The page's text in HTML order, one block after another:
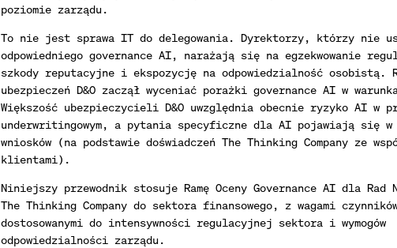
poziomie zarządu.
To nie jest sprawa IT do delegowania. Dyrektorzy, którzy nie
odpowiedniego governance AI, narażają się na egzekwowanie
szkody reputacyjne i ekspozycję na odpowiedzialność osobistą.
ubezpieczeń D&O zaczął wyceniać porażki governance AI w
Większość ubezpieczycieli D&O uwzględnia obecnie ryzyko AI w
underwritingowym, a pytania specyficzne dla AI pojawiają się w
wniosków (na podstawie doświadczeń The Thinking Company ze
klientami).
Niniejszy przewodnik stosuje Ramę Oceny Governance AI dla Rad
The Thinking Company do sektora finansowego, z wagami
dostosowanymi do intensywności regulacyjnej sektora i wymogów
odpowiedzialności zarządu.